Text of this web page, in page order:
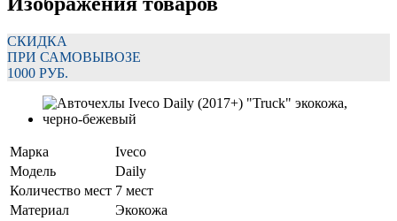
СКИДКА
ПРИ САМОВЫВОЗЕ
1000 РУБ.
Марка
Iveco
Модель
Daily
Количество мест 7 мест
Материал
Экокожа